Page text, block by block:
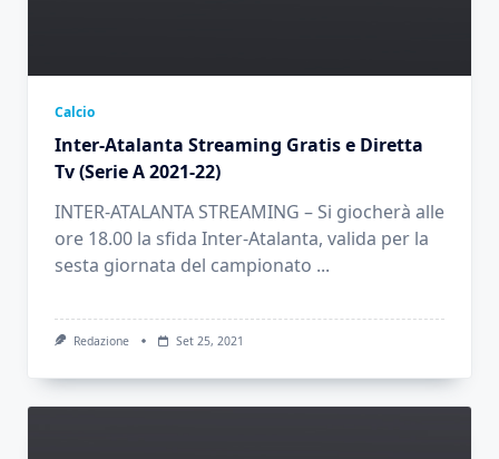
Calcio
Inter-Atalanta Streaming Gratis e Diretta
Tv (Serie A 2021-22)
INTER-ATALANTA STREAMING – Si giocherà alle
ore 18.00 la sfida Inter-Atalanta, valida per la
sesta giornata del campionato ...
Redazione Set 25, 2021